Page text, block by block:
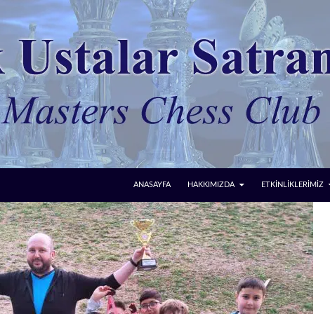
ANASAYFA HAKKIMIZDA ETKİNLİKLERİMİZ